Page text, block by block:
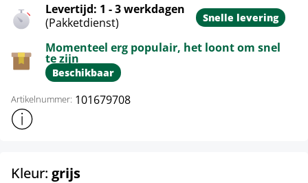
Levertijd: 1 - 3 werkdagen
(Pakketdienst)
Snelle levering
Momenteel erg populair, het loont om snel
te zijn
Beschikbaar
Artikelnummer: 101679708
Toon meer productinformatie
Kleur: grijsselect